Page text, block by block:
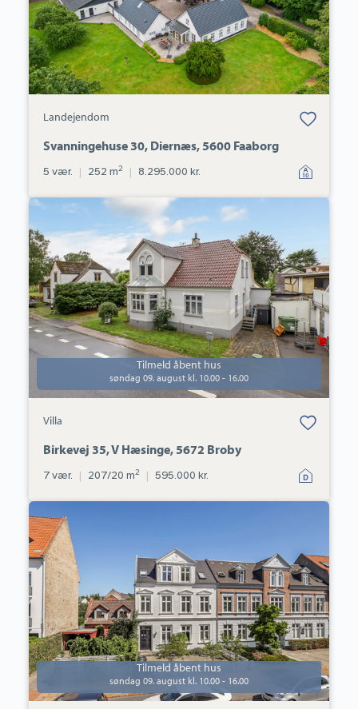
Landejendom
Bolig er gemt
under dine
Svanningehuse 30, Diernæs, 5600 Faaborg
5 vær. | 252 m2 | 8.295.000 kr.
Villa:
Birkevej
35,
V
Hæsinge,
5672
Broby
Tilmeld åbent hus
søndag 09. august kl. 10.00 - 16.00
Villa
Bolig er gemt
under dine
Birkevej 35, V Hæsinge, 5672 Broby
7 vær. | 207/20 m2 | 595.000 kr.
Allégade
27,
1.,
5000
Odense
C
Tilmeld åbent hus
søndag 09. august kl. 10.00 - 16.00